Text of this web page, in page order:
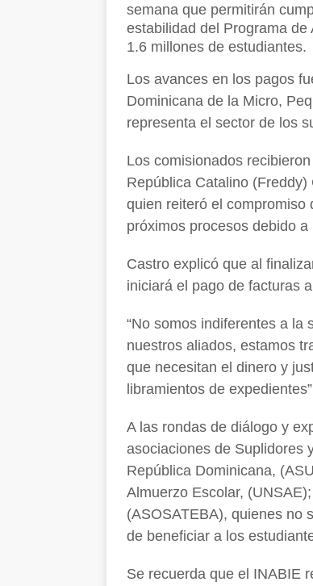
semana que permitirán
estabilidad del Programa
1.6 millones de estudiantes.
Los avances en los pagos
Dominicana de la Micro,
representa el sector de los
Los comisionados
República Catalino
quien reiteró el compromiso
próximos procesos debido
Castro explicó que al
iniciará el pago de facturas
“No somos indiferentes a la
nuestros aliados, estamos
que necesitan el dinero y
libramientos de
A las rondas de diálogo y
asociaciones de Suplidores
República Dominicana,
Almuerzo Escolar,
(ASOSATEBA), quienes no
de beneficiar a los
Se recuerda que el INABIE